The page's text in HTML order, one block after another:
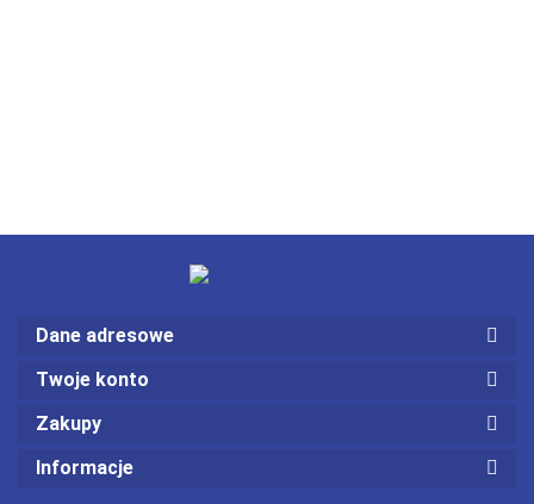
Dane adresowe
Twoje konto
Zakupy
Informacje